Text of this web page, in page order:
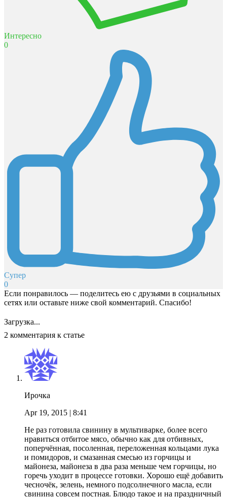
Интересно
0
Супер
0
Если понравилось — поделитесь ею с друзьями в социальных
сетях или оставьте ниже свой комментарий. Спасибо!
Загрузка...
2 комментария к статье
Ирочка
Apr 19, 2015 | 8:41
Не раз готовила свинину в мультиварке, более всего
нравиться отбитое мясо, обычно как для отбивных,
поперчённая, посоленная, переложенная кольцами лука
и помидоров, и смазанная смесью из горчицы и
майонеза, майонеза в два раза меньше чем горчицы, но
горечь уходит в процессе готовки. Хорошо ещё добавить
чесночёк, зелень, немного подсолнечного масла, если
свинина совсем постная. Блюдо такое и на праздничный